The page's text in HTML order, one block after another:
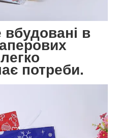
вбудовані в
потреби.